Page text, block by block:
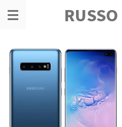
Ga
de
hoofdinhoud
RUSSO